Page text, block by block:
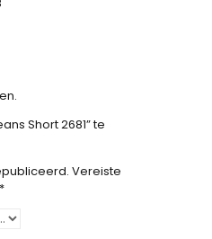
Short 2681” te
Vereiste
*